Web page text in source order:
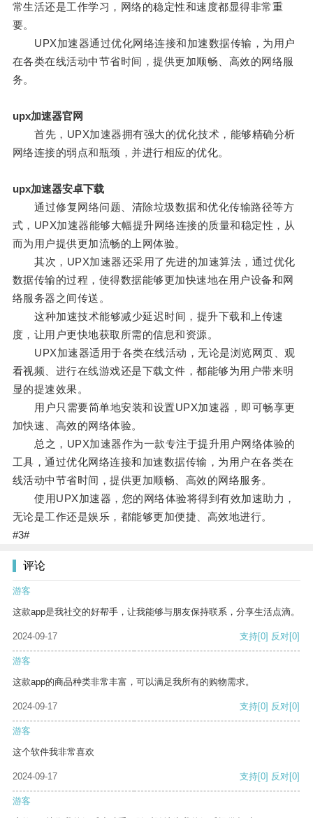
常生活还是工作学习，网络的稳定性和速度都显得非常重
要。
UPX加速器通过优化网络连接和加速数据传输，为用户
在各类在线活动中节省时间，提供更加顺畅、高效的网络服
务。
upx加速器官网
首先，UPX加速器拥有强大的优化技术，能够精确分析
网络连接的弱点和瓶颈，并进行相应的优化。
upx加速器安卓下载
通过修复网络问题、清除垃圾数据和优化传输路径等方
式，UPX加速器能够大幅提升网络连接的质量和稳定性，从
而为用户提供更加流畅的上网体验。
其次，UPX加速器还采用了先进的加速算法，通过优化
数据传输的过程，使得数据能够更加快速地在用户设备和网
络服务器之间传送。
这种加速技术能够减少延迟时间，提升下载和上传速
度，让用户更快地获取所需的信息和资源。
UPX加速器适用于各类在线活动，无论是浏览网页、观
看视频、进行在线游戏还是下载文件，都能够为用户带来明
显的提速效果。
用户只需要简单地安装和设置UPX加速器，即可畅享更
加快速、高效的网络体验。
总之，UPX加速器作为一款专注于提升用户网络体验的
工具，通过优化网络连接和加速数据传输，为用户在各类在
线活动中节省时间，提供更加顺畅、高效的网络服务。
使用UPX加速器，您的网络体验将得到有效加速助力，
无论是工作还是娱乐，都能够更加便捷、高效地进行。
#3#
评论
游客
这款app是我社交的好帮手，让我能够与朋友保持联系，分享生活点滴。
2024-09-17 支持[0] 反对[0]
游客
这款app的商品种类非常丰富，可以满足我所有的购物需求。
2024-09-17 支持[0] 反对[0]
游客
这个软件我非常喜欢
2024-09-17 支持[0] 反对[0]
游客